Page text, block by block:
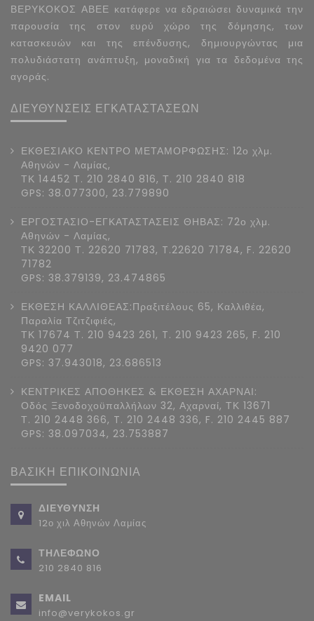
ΒΕΡΥΚΟΚΟΣ ΑΒΕΕ κατάφερε να εδραιώσει δυναμικά την
παρουσία της στον ευρύ χώρο της δόμησης, των
κατασκευών και της επένδυσης, δημιουργώντας μια
πολυδιάστατη ανάπτυξη, μοναδική για τα δεδομένα της
αγοράς.
ΔΙΕΥΘΥΝΣΕΙΣ ΕΓΚΑΤΑΣΤΑΣΕΩΝ
ΕΚΘΕΣΙΑΚΟ ΚΕΝΤΡΟ ΜΕΤΑΜΟΡΦΩΣΗΣ: 12ο χλμ.
Αθηνών - Λαμίας,
ΤΚ 14452 Τ. 210 2840 816, Τ. 210 2840 818
GPS: 38.077300, 23.779890
ΕΡΓΟΣΤΑΣΙΟ-ΕΓΚΑΤΑΣΤΑΣΕΙΣ ΘΗΒΑΣ: 72ο χλμ.
Αθηνών - Λαμίας,
ΤΚ 32200 Τ. 22620 71783, T.22620 71784, F. 22620
71782
GPS: 38.379139, 23.474865
ΕΚΘΕΣΗ ΚΑΛΛΙΘΕΑΣ:Πραξιτέλους 65, Καλλιθέα,
Παραλία Τζιτζιφιές,
ΤΚ 17674 Τ. 210 9423 261, T. 210 9423 265, F. 210
9420 077
GPS: 37.943018, 23.686513
ΚΕΝΤΡΙΚΕΣ ΑΠΟΘΗΚΕΣ & ΕΚΘΕΣΗ ΑΧΑΡΝΑΙ:
Οδός Ξενοδοχοϋπαλλήλων 32, Αχαρναί, ΤΚ 13671
Τ. 210 2448 366, T. 210 2448 336, F. 210 2445 887
GPS: 38.097034, 23.753887
ΒΑΣΙΚΗ ΕΠΙΚΟΙΝΩΝΙΑ
ΔΙΕΥΘΥΝΣΗ
12ο χιλ Αθηνών Λαμίας
ΤΗΛΕΦΩΝΟ
210 2840 816
EMAIL
info@verykokos.gr